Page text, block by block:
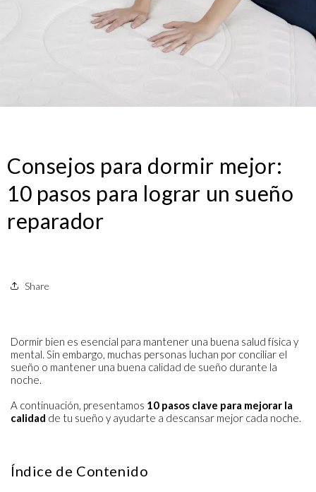
Consejos para dormir mejor:
10 pasos para lograr un sueño
reparador
Share
Dormir bien es esencial para mantener una buena salud física y
mental. Sin embargo, muchas personas luchan por conciliar el
sueño o mantener una buena calidad de sueño durante la
noche.
A continuación, presentamos 10 pasos clave para mejorar la
calidad de tu sueño y ayudarte a descansar mejor cada noche.
Índice de Contenido